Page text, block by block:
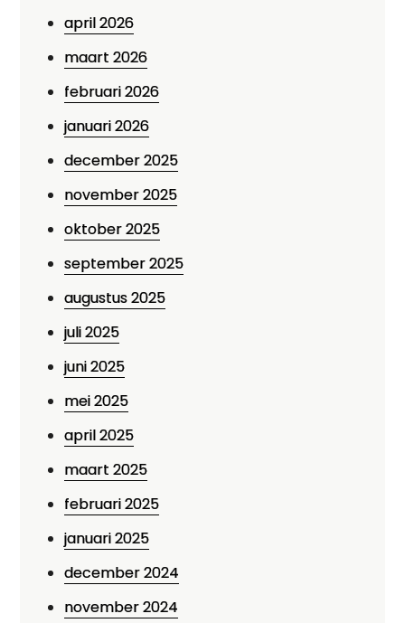
april 2026
maart 2026
februari 2026
januari 2026
december 2025
november 2025
oktober 2025
september 2025
augustus 2025
juli 2025
juni 2025
mei 2025
april 2025
maart 2025
februari 2025
januari 2025
december 2024
november 2024